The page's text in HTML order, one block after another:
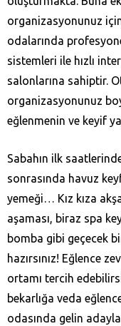
organizasyonunuz
odalarında
sistemleri ile hızlı
salonlarına sahiptir.
organizasyonunuz
eğlenmenin ve keyif
Sabahın ilk
sonrasında havuz
yemeği… Kız kıza
aşaması, biraz spa
bomba gibi geçecek
hazırsınız! Eğlence
ortamı tercih
bekarlığa veda
odasında gelin